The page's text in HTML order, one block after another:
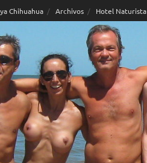
Chihuahua Archivos Hotel Naturista